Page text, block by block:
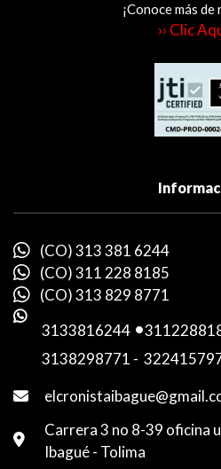
¡Conoce más
›› Clic
(CO) 313 381 6244
(CO) 311 228 8185
(CO) 313 829 8771
3133816244 -
3138298771 -
Carrera 3 no 8-39 oficina
Ibagué - Tolima